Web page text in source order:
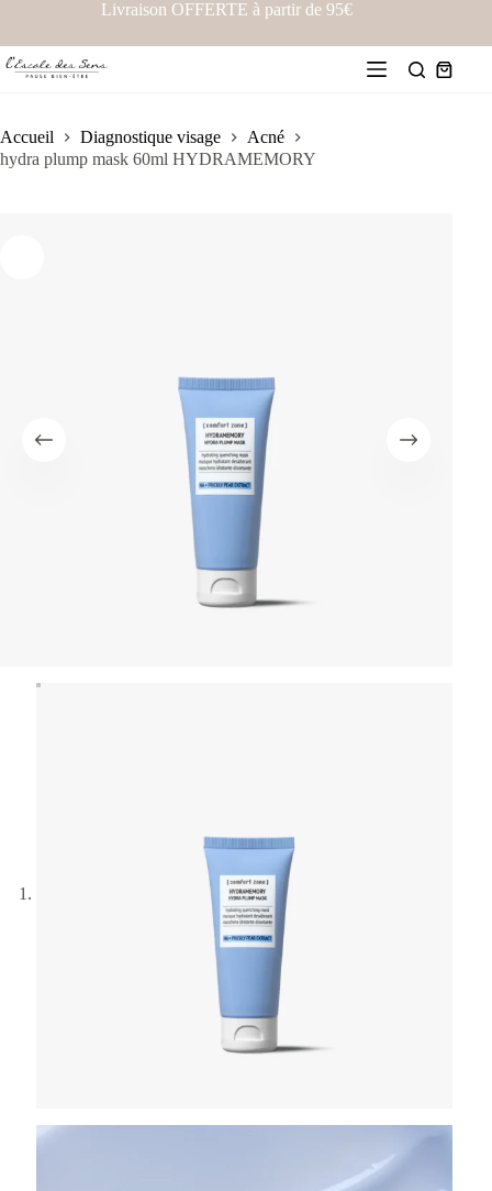
Livraison OFFERTE à partir de 95€
Accueil Diagnostique visage
Acné
hydra plump mask 60ml HYDRAMEMORY